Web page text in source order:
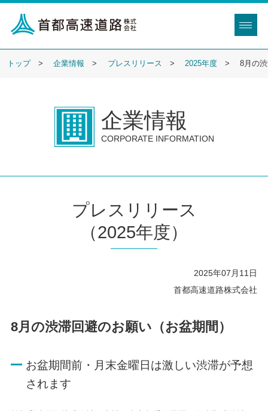
トップ 企業情報 プレスリリース 2025年度 8月の
企業情報
CORPORATE INFORMATION
プレスリリース
（2025年度）
2025年07月11日
首都高速道路株式会社
8月の渋滞回避のお願い（お盆期間）
お盆期間前・月末金曜日は激しい渋滞が予想
されます